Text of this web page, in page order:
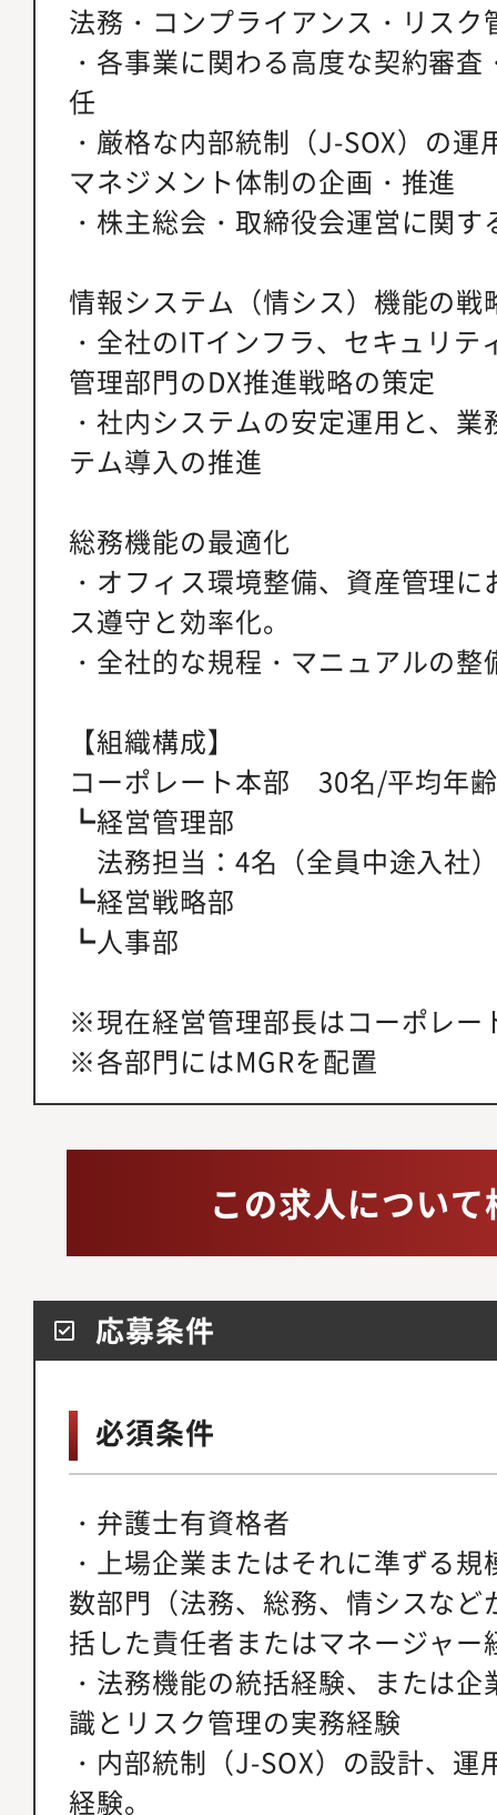
法務・コンプライアンス・リスク
・各事業に関わる高度な契約審
任
・厳格な内部統制（J-SOX）の
マネジメント体制の企画・推進
・株主総会・取締役会運営に関
情報システム（情シス）機能の戦
・全社のITインフラ、セキュリ
管理部門のDX推進戦略の策定
・社内システムの安定運用と、
テム導入の推進
総務機能の最適化
・オフィス環境整備、資産管理
ス遵守と効率化。
・全社的な規程・マニュアルの整
【組織構成】
コーポレート本部 30名/平均年
┗経営管理部
法務担当：4名（全員中途入社
┗経営戦略部
┗人事部
※現在経営管理部長はコーポレー
※各部門にはMGRを配置
この求人につい
応募条件
必須条件
・弁護士有資格者
・上場企業またはそれに準ずる
数部門（法務、総務、情シスな
括した責任者またはマネージャー
・法務機能の統括経験、または
識とリスク管理の実務経験
・内部統制（J-SOX）の設計、
経験。